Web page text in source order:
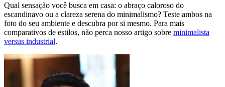
Qual sensação você busca em casa: o abraço caloroso do
escandinavo ou a clareza serena do minimalismo? Teste ambos na
foto do seu ambiente e descubra por si mesmo. Para mais
comparativos de estilos, não perca nosso artigo sobre minimalista
versus industrial.